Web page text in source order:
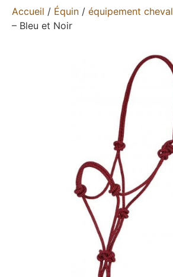
Accueil / Équin / équipement cheval
– Bleu et Noir